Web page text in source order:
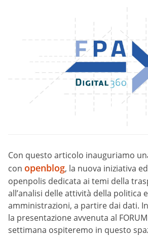
Con questo articolo inauguriamo
con openblog, la nuova iniziativa
openpolis dedicata ai temi della
all’analisi delle attività della politica
amministrazioni, a partire dai dati.
la presentazione avvenuta al
settimana ospiteremo in questo